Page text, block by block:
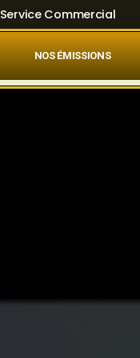
Service Commercial
NOS ÉMISSIONS